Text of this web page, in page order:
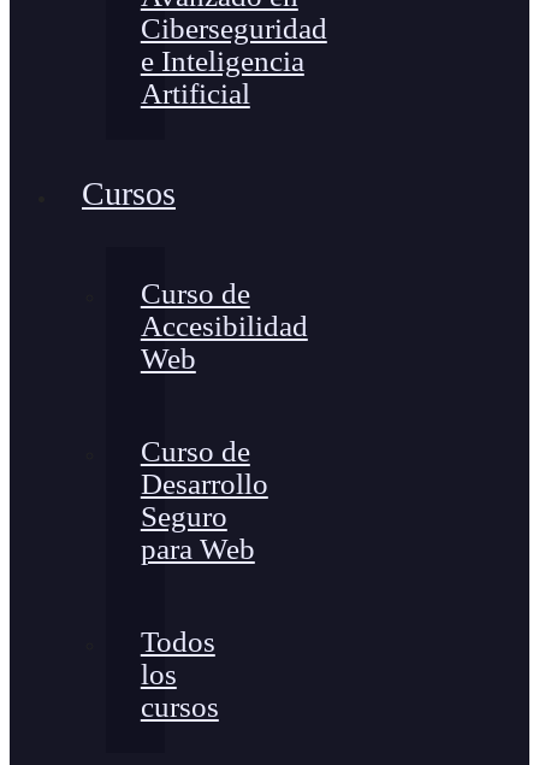
Ciberseguridad
e Inteligencia
Artificial
Cursos
Curso de
Accesibilidad
Web
Curso de
Desarrollo
Seguro
para Web
Todos
los
cursos